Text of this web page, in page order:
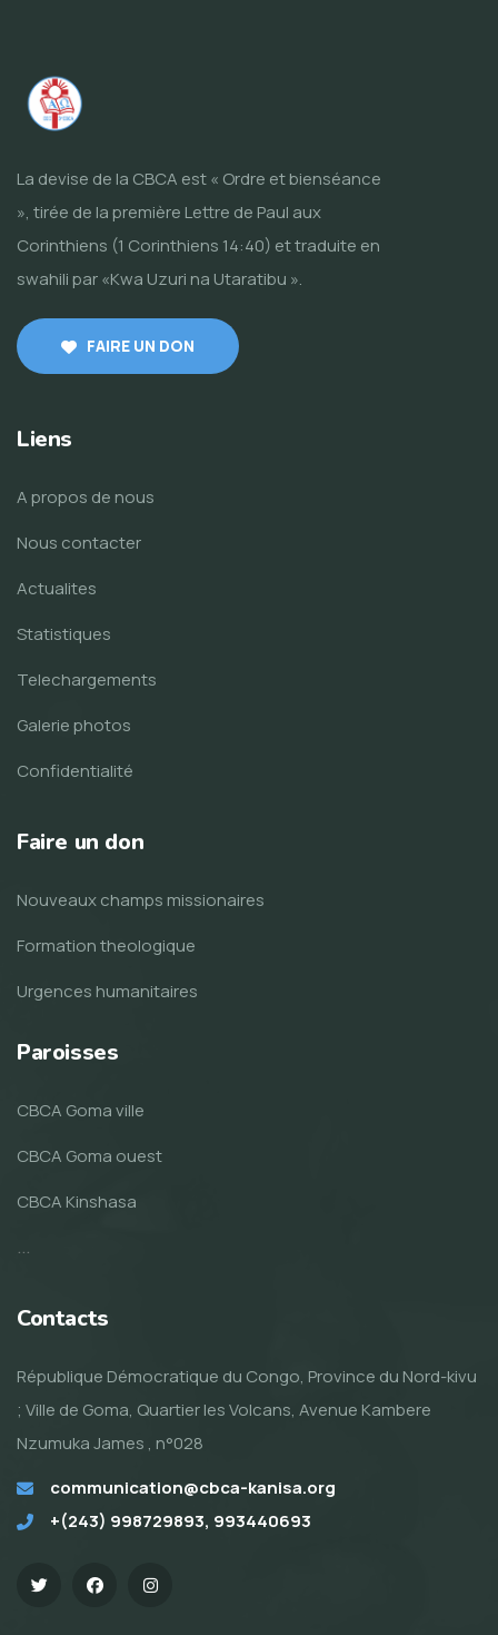
La devise de la CBCA est « Ordre et bienséance
», tirée de la première Lettre de Paul aux
Corinthiens (1 Corinthiens 14:40) et traduite en
swahili par «Kwa Uzuri na Utaratibu ».
FAIRE UN DON
Liens
A propos de nous
Nous contacter
Actualites
Statistiques
Telechargements
Galerie photos
Confidentialité
Faire un don
Nouveaux champs missionaires
Formation theologique
Urgences humanitaires
Paroisses
CBCA Goma ville
CBCA Goma ouest
CBCA Kinshasa
...
Contacts
République Démocratique du Congo, Province du Nord-kivu
; Ville de Goma, Quartier les Volcans, Avenue Kambere
Nzumuka James , n°028
communication@cbca-kanisa.org
+(243) 998729893, 993440693